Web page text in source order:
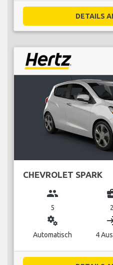
DETAILS
CHEVROLET SPARK
group
5 2
miscellaneous_services
Automatisch 4